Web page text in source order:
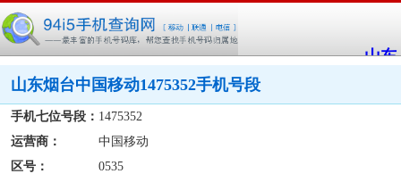
山东
山东烟台中国移动1475352手机号段
手机七位号段： 1475352
运营商：
中国移动
区号：
0535